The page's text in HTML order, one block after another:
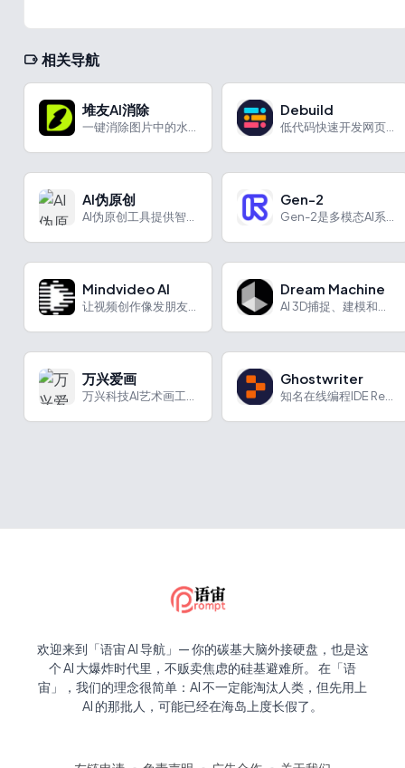
相关导航
堆友AI消除 Debuild
AI伪原创 Gen-2
Mindvideo AI Dream Machine
万兴爱画 Ghostwriter
欢迎来到「语宙 AI 导航」— 你的碳基大脑外接硬盘，也是这
个 AI 大爆炸时代里，不贩卖焦虑的硅基避难所。 在「语
宙」，我们的理念很简单：AI 不一定能淘汰人类，但先用上
AI 的那批人，可能已经在海岛上度长假了。